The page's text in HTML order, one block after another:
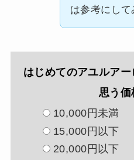
は参考にして
はじめてのアユルア
思う価
10,000円未満
15,000円以下
20,000円以下